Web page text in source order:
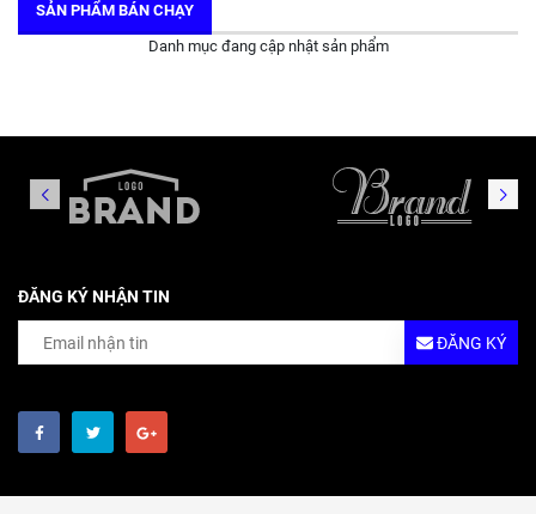
SẢN PHẨM BÁN CHẠY
Danh mục đang cập nhật sản phẩm
ĐĂNG KÝ NHẬN TIN
ĐĂNG KÝ